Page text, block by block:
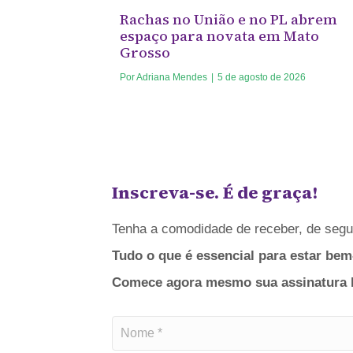
Rachas no União e no PL abrem
espaço para novata em Mato
Grosso
PorAdriana Mendes 5 de agosto de 2026
Inscreva-se. É de graça!
Tenha a comodidade de receber, de
Tudo o que é essencial para estar
Comece agora mesmo sua